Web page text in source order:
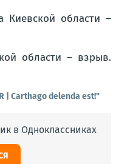
Киевской области –
области – взрыв.
| Carthago delenda est!"
в Одноклассниках